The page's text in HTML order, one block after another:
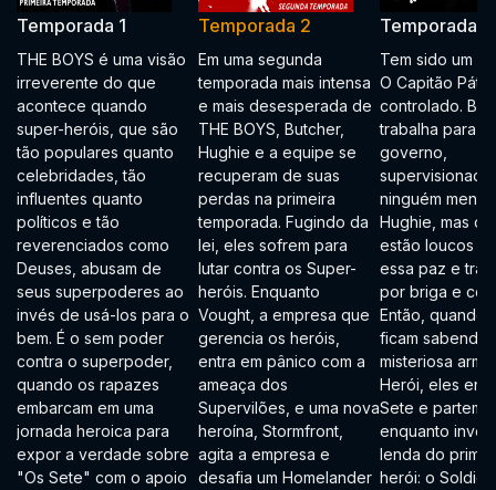
Temporada 1
THE BOYS é uma visão
irreverente do que
acontece quando
super-heróis, que são
tão populares quanto
celebridades, tão
influentes quanto
políticos e tão
reverenciados como
Deuses, abusam de
seus superpoderes ao
invés de usá-los para o
bem. É o sem poder
contra o superpoder,
quando os rapazes
embarcam em uma
jornada heroica para
expor a verdade sobre
"Os Sete" com o apoio
Temporada 2
Em uma segunda
temporada mais intensa
e mais desesperada de
THE BOYS, Butcher,
Hughie e a equipe se
recuperam de suas
perdas na primeira
temporada. Fugindo da
lei, eles sofrem para
lutar contra os Super-
heróis. Enquanto
Vought, a empresa que
gerencia os heróis,
entra em pânico com a
ameaça dos
Supervilões, e uma nova
heroína, Stormfront,
agita a empresa e
desafia um Homelander
Temporada 3
Tem sido um
O Capitão
controlado.
trabalha para o
governo,
ninguém
Hughie, mas
estão loucos
essa paz e
por briga e
Então, quando
ficam sabendo
misteriosa
Herói, eles
Sete e partem
enquanto
lenda do
herói: o Soldier